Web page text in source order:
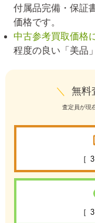
付属品完備・保証
価格です。
中古参考買取価格
程度の良い「美品
＼ 無料
査定員が現
［
［